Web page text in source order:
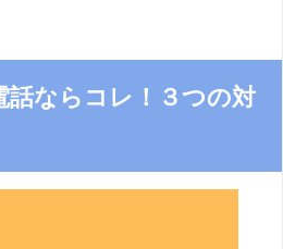
話ならコレ！３つの対